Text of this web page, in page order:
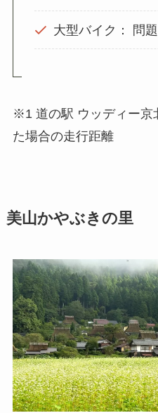
大型バイク： 問
※1 道の駅 ウッディー京
た場合の走行距離
美山かやぶきの里